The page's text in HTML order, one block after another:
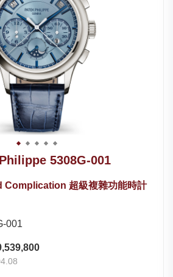
5308G-001
Complication 超級複雜功能時計
001